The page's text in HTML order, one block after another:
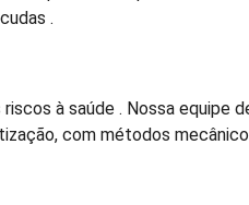
.
à saúde . Nossa equipe
com métodos